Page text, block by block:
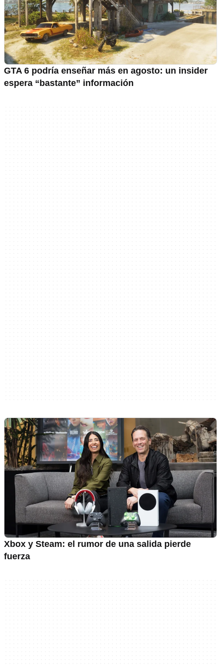
GTA 6 podría enseñar más en agosto: un insider
espera “bastante” información
Xbox y Steam: el rumor de una salida pierde
fuerza